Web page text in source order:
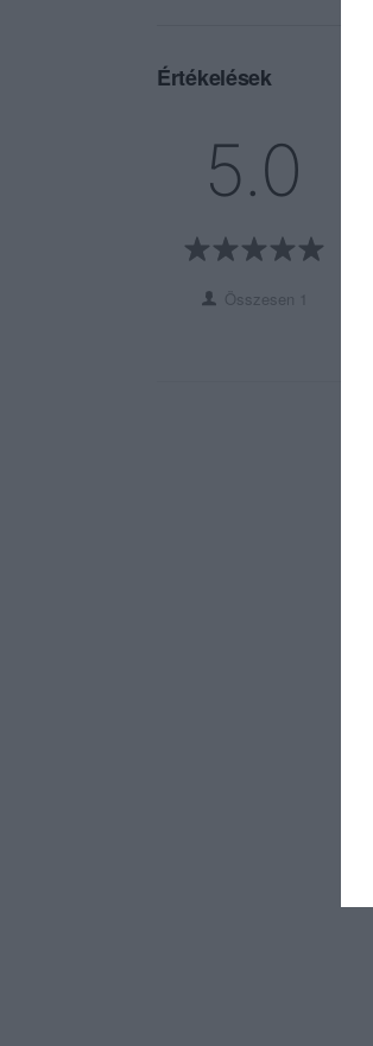
Értékelések
5.0
Összesen 1